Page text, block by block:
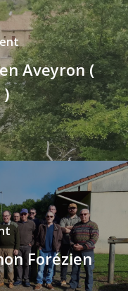
Aveyron (
)
Forézien